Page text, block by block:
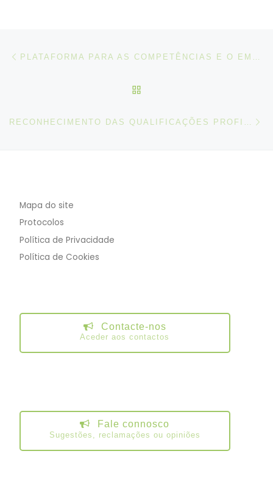
Post navigation
Mapa do site
Protocolos
Política de Privacidade
Política de Cookies
Contacte-nos
Aceder aos contactos
Fale connosco
Sugestões, reclamações ou opiniões